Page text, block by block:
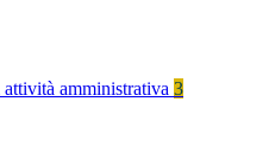
amministrativa 3